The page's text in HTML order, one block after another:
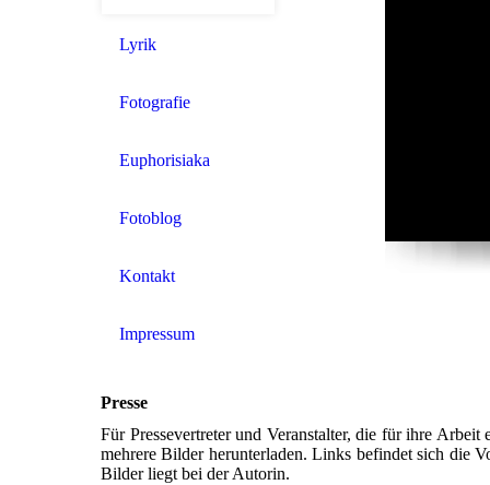
Lyrik
Fotografie
Euphorisiaka
Fotoblog
Kontakt
Impressum
Presse
Für Pressevertreter und Veranstalter, die für ihre
mehrere Bilder herunterladen. Links befindet sich die
Bilder liegt bei der Autorin.